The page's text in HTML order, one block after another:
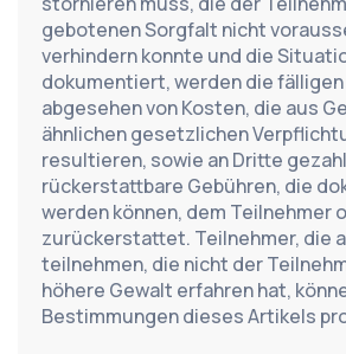
gebotenen Sorgfalt nicht
verhindern konnte und die
dokumentiert, werden die
abgesehen von Kosten, die aus
ähnlichen gesetzlichen
resultieren, sowie an Dritte
rückerstattbare Gebühren, die
werden können, dem Teilnehmer
zurückerstattet. Teilnehmer, die
teilnehmen, die nicht der
höhere Gewalt erfahren hat,
Bestimmungen dieses Artikels